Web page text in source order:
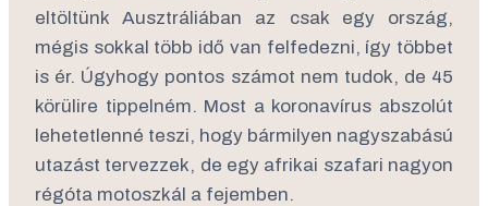
eltöltünk Ausztráliában az csak egy ország,
mégis sokkal több idő van felfedezni, így többet
is ér. Úgyhogy pontos számot nem tudok, de 45
körülire tippelném. Most a koronavírus abszolút
lehetetlenné teszi, hogy bármilyen nagyszabású
utazást tervezzek, de egy afrikai szafari nagyon
régóta motoszkál a fejemben.